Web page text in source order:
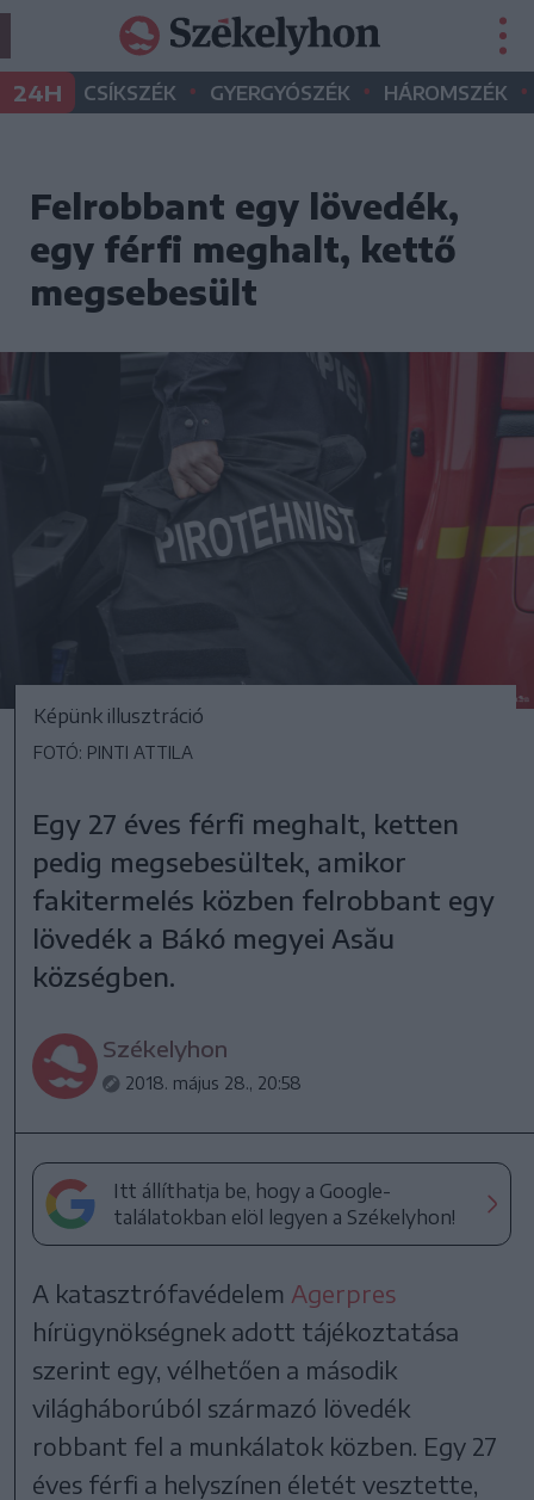
24H CSÍKSZÉK • GYERGYÓSZÉK • HÁROMSZÉK •
Felrobbant egy lövedék,
egy férfi meghalt, kettő
megsebesült
Képünk illusztráció
FOTÓ: PINTI ATTILA
Egy 27 éves férfi meghalt, ketten
pedig megsebesültek, amikor
fakitermelés közben felrobbant egy
lövedék a Bákó megyei Asău
községben.
Székelyhon
2018. május 28., 20:58
Itt állíthatja be, hogy a Google-
találatokban elöl legyen a Székelyhon!
A katasztrófavédelem Agerpres
hírügynökségnek adott tájékoztatása
szerint egy, vélhetően a második
világháborúból származó lövedék
robbant fel a munkálatok közben. Egy 27
éves férfi a helyszínen életét vesztette,